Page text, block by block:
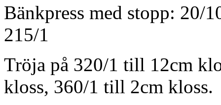
Bänkpress med stopp: 20/
215/1
Tröja på 320/1 till 12cm
kloss, 360/1 till 2cm kloss.